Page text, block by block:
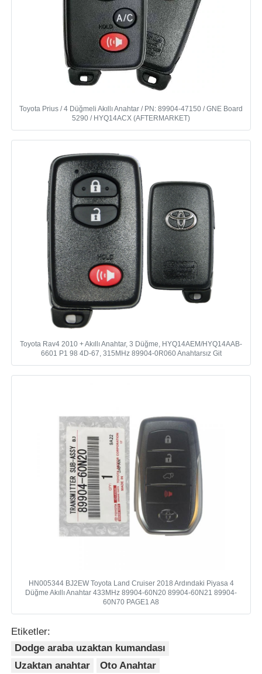
Toyota Prius / 4 Düğmeli Akıllı Anahtar / PN: 89904-47150 / GNE Board
5290 / HYQ14ACX (AFTERMARKET)
Toyota Rav4 2010 + Akıllı Anahtar, 3 Düğme, HYQ14AEM/HYQ14AAB-
6601 P1 98 4D-67, 315MHz 89904-0R060 Anahtarsız Git
HN005344 BJ2EW Toyota Land Cruiser 2018 Ardındaki Piyasa 4
Düğme Akıllı Anahtar 433MHz 89904-60N20 89904-60N21 89904-
60N70 PAGE1 A8
Etiketler:
Dodge araba uzaktan kumandası
Uzaktan anahtar
Oto Anahtar